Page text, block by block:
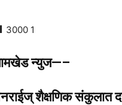
3000 1
न्युज—–
शैक्षणिक संकुलात